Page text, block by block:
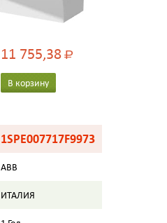
11 755,38Р
В корзину
1SPE007717F9973
ABB
ИТАЛИЯ